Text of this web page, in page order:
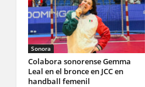
Sonora
Colabora sonorense Gemma
Leal en el bronce en JCC en
handball femenil